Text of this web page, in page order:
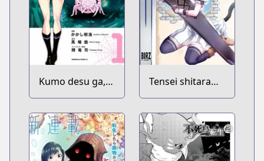
Kumo desu ga,
Nani ka?
Tensei shitara
Ken deshita